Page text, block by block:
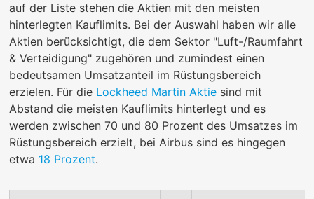
auf der Liste stehen die Aktien mit den meisten
hinterlegten Kauflimits. Bei der Auswahl haben wir alle
Aktien berücksichtigt, die dem Sektor "Luft-/Raumfahrt
& Verteidigung" zugehören und zumindest einen
bedeutsamen Umsatzanteil im Rüstungsbereich
erzielen. Für die Lockheed Martin Aktie sind mit
Abstand die meisten Kauflimits hinterlegt und es
werden zwischen 70 und 80 Prozent des Umsatzes im
Rüstungsbereich erzielt, bei Airbus sind es hingegen
etwa 18 Prozent.